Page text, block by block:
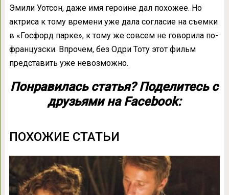
Эмили Уотсон, даже имя героине дал похожее. Но
актриса к тому времени уже дала согласие на съемки
в «Госфорд парке», к тому же совсем не говорила по-
французски. Впрочем, без Одри Тоту этот фильм
представить уже невозможно.
Понравилась статья? Поделитесь с
друзьями на Facebook:
ПОХОЖИЕ СТАТЬИ